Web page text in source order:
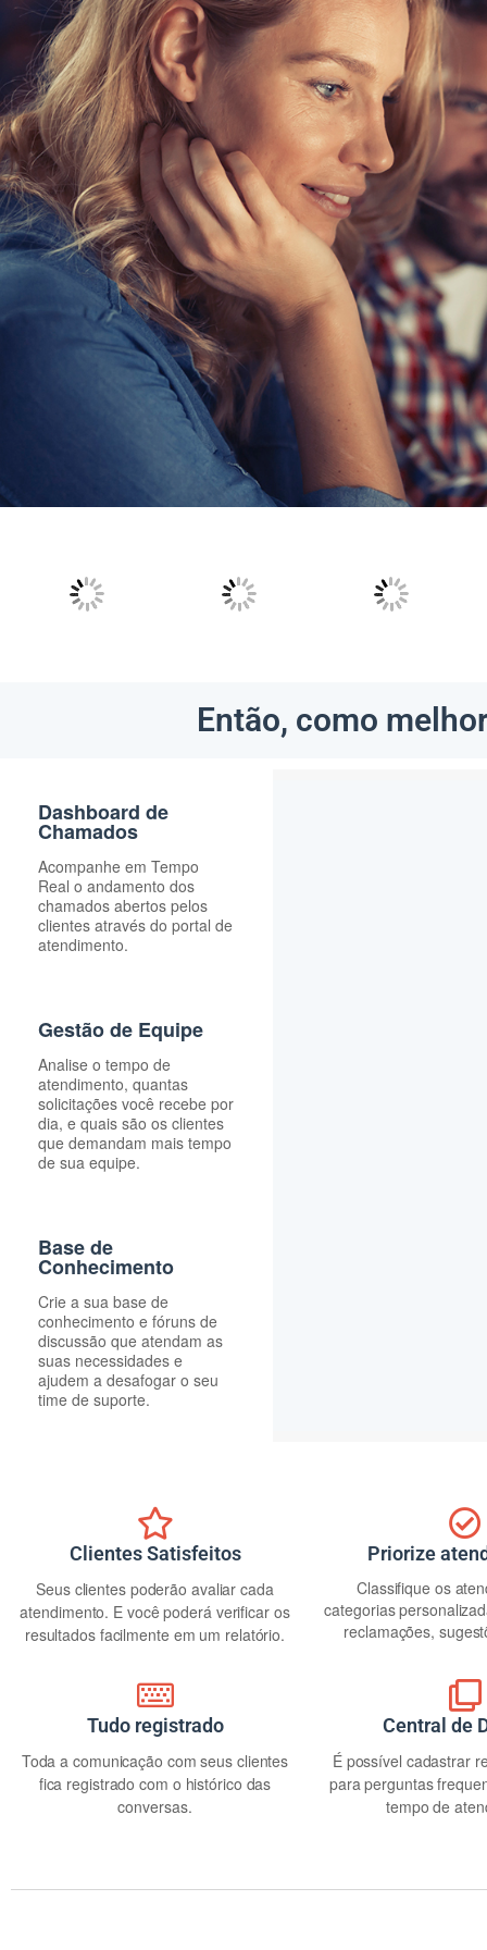
Então, como
Dashboard de
Chamados
Acompanhe em Tempo
Real o andamento dos
chamados abertos pelos
clientes através do portal de
atendimento.
Gestão de Equipe
Analise o tempo de
atendimento, quantas
solicitações você recebe por
dia, e quais são os clientes
que demandam mais tempo
de sua equipe.
Base de
Conhecimento
Crie a sua base de
conhecimento e fóruns de
discussão que atendam as
suas necessidades e
ajudem a desafogar o seu
time de suporte.
Clientes Satisfeitos
Seus clientes poderão avaliar cada
atendimento. E você poderá verificar os
resultados facilmente em um relatório.
Priorize
Classifique os
categorias
reclamações,
Tudo registrado
Toda a comunicação com seus clientes
fica registrado com o histórico das
conversas.
Central de
É possível cadastrar
para perguntas
tempo de